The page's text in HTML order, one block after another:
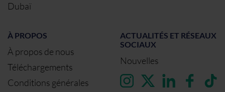
Dubaï
À PROPOS
À propos de nous
Téléchargements
Conditions générales
ACTUALITÉS ET RÉSEAUX
SOCIAUX
Nouvelles